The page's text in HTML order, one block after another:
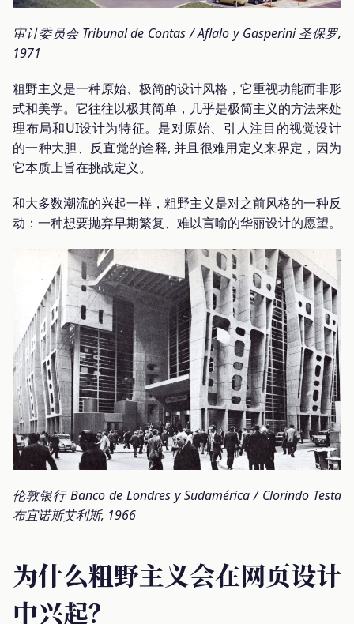
审计委员会 Tribunal de Contas / Aflalo y Gasperini 圣保罗,
1971
粗野主义是一种原始、极简的设计风格，它重视功能而非形
式和美学。它往往以极其简单，几乎是极简主义的方法来处
理布局和UI设计为特征。是对原始、引人注目的视觉设计
的一种大胆、反直觉的诠释, 并且很难用定义来界定，因为
它本质上旨在挑战定义。
和大多数潮流的兴起一样，粗野主义是对之前风格的一种反
动：一种想要抛弃早期繁复、难以言喻的华丽设计的愿望。
伦敦银行 Banco de Londres y Sudamérica / Clorindo Testa
布宜诺斯艾利斯, 1966
为什么粗野主义会在网页设计
中兴起？